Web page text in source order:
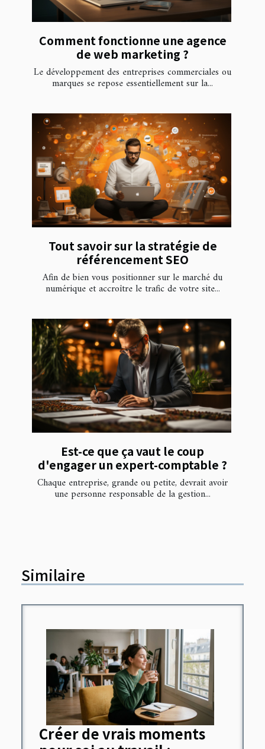
Comment fonctionne une agence
de web marketing ?
Le développement des entreprises commerciales ou
marques se repose essentiellement sur la...
Tout savoir sur la stratégie de
référencement SEO
Afin de bien vous positionner sur le marché du
numérique et accroître le trafic de votre site...
Est-ce que ça vaut le coup
d'engager un expert-comptable ?
Chaque entreprise, grande ou petite, devrait avoir
une personne responsable de la gestion...
Similaire
Créer de vrais moments